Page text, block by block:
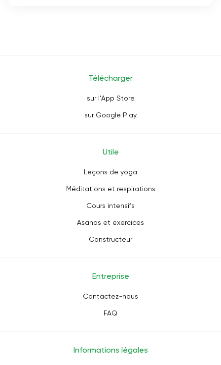
Télécharger
sur l'App Store
sur Google Play
Utile
Leçons de yoga
Méditations et respirations
Cours intensifs
Asanas et exercices
Constructeur
Entreprise
Contactez-nous
FAQ
Informations légales